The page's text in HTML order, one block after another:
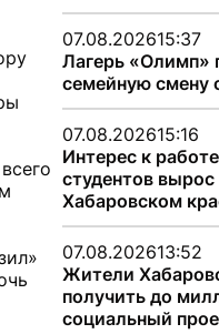
07.08.202615:37
Лагерь «Олимп»
семейную смену
07.08.202615:16
Интерес к
студентов вырос
Хабаровском
07.08.202613:52
Жители
получить до
социальный